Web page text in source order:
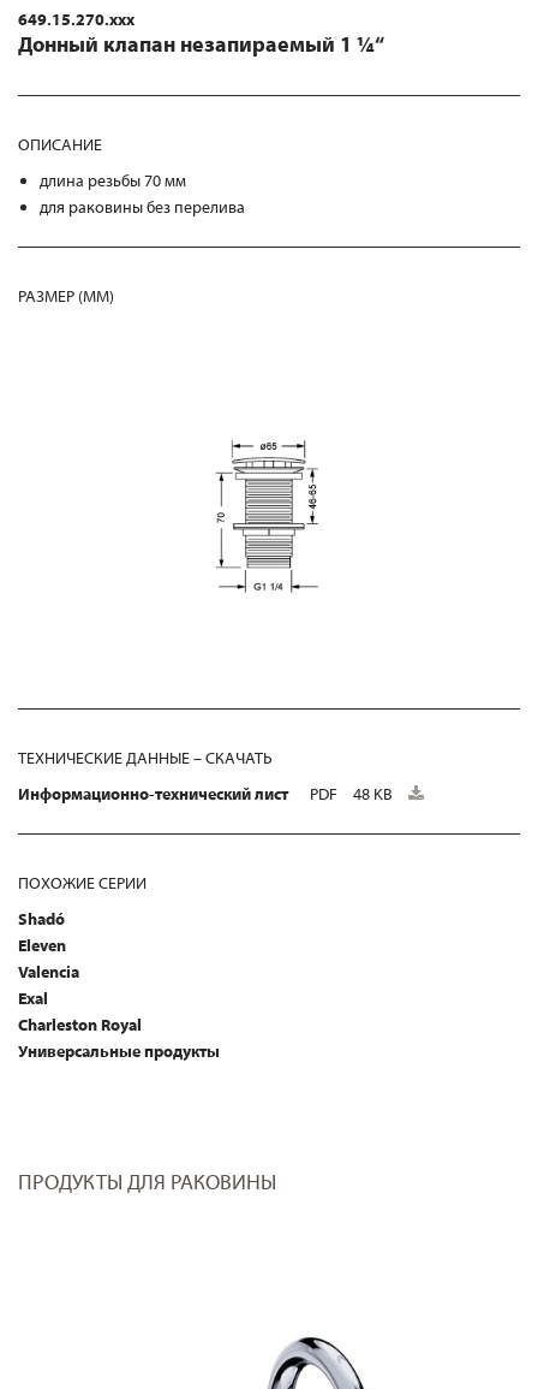
649.15.270.xxx
Донный клапан незапираемый 1 ¼“
ОПИСАНИЕ
длина резьбы 70 мм
для раковины без перелива
РАЗМЕР (MM)
ТЕХНИЧЕСКИЕ ДАННЫЕ – СКАЧАТЬ
Информационно-технический лист
PDF 48 KB
ПОХОЖИЕ СЕРИИ
Shadó
Eleven
Valencia
Exal
Charleston Royal
Универсальные продукты
ПРОДУКТЫ ДЛЯ РАКОВИНЫ